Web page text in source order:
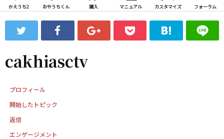
ス
ッ
わ
フ
ォ
ム
かえうち2 おやうちくん 購入 マニュアル カスタマイズ フォーラム
cakhiasctv
プロフィール
開始したトピック
返信
エンゲージメント